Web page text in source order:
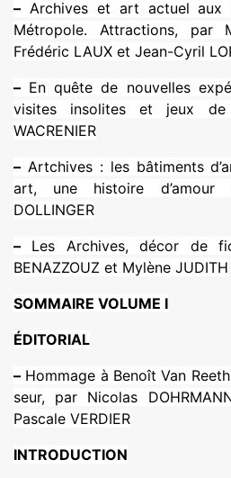
– Archives et art actuel aux
Métropole. Attractions, par
Frédéric LAUX et Jean-Cyril
– En quête de nou­vel­les
visi­tes inso­li­tes et jeux de
WACRENIER
– Artchives : les bâti­ments
art, une his­toire d’amour
DOLLINGER
– Les Archives, décor de
BENAZZOUZ et Mylène JUDITH
SOMMAIRE VOLUME I
ÉDITORIAL
– Hommage à Benoît Van
seur, par Nicolas
Pascale VERDIER
INTRODUCTION